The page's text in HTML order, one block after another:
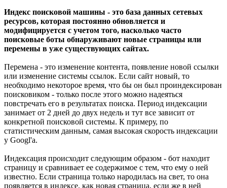
Индекс поисковой машины - это база данных сетевых
ресурсов, которая постоянно обновляется и
модифицируется с учетом того, насколько часто
поисковые боты обнаруживают новые страницы или
перемены в уже существующих сайтах.
Перемена - это изменение контента, появление новой ссылки
или изменение системы ссылок. Если сайт новый, то
необходимо некоторое время, что бы он был проиндексирован
поисковиком - только после этого можно надеяться
повстречать его в результатах поиска. Период индексации
занимает от 2 дней до двух недель и тут все зависит от
конкретной поисковой системы. К примеру, по
статистическим данным, самая высокая скорость индексации
у Googl'а.
Индексация происходит следующим образом - бот находит
страницу и сравнивает ее содержимое с тем, что ему о ней
известно. Если страница только народилась на свет, то она
появляется в индексе, как новая страница, если же в ней